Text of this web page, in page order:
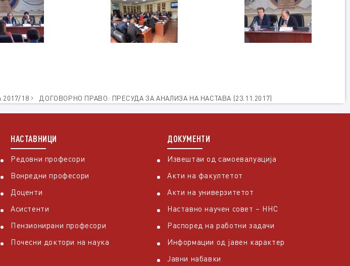
2017/18
ДОГОВОРНО ПРАВО: ПРЕСУДА ЗА АНАЛИЗА НА НАСТАВА (23.11.2017)
НАСТАВНИЦИ
Редовни професори
Вонредни професори
Доценти
Асистенти
Пензионирани професори
Почесни доктори на наука
ДОКУМЕНТИ
Извештаи од самоевалуација
Акти на факултетот
Акти на универзитетот
Наставно научен совет – ННС
Распоред на работни задачи
Информации од јавен карактер
Јавни набавки